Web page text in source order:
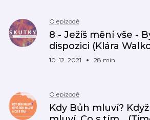
O epizodě
8 - Ježíš mění vše -
dispozici (Klára
10. 12. 2021 28 min
O epizodě
Kdy Bůh mluví?